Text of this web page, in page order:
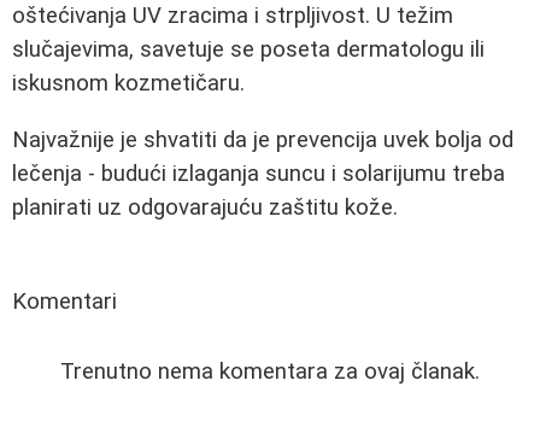
oštećivanja UV zracima i strpljivost. U težim
slučajevima, savetuje se poseta dermatologu ili
iskusnom kozmetičaru.
Najvažnije je shvatiti da je prevencija uvek bolja od
lečenja - budući izlaganja suncu i solarijumu treba
planirati uz odgovarajuću zaštitu kože.
Komentari
Trenutno nema komentara za ovaj članak.